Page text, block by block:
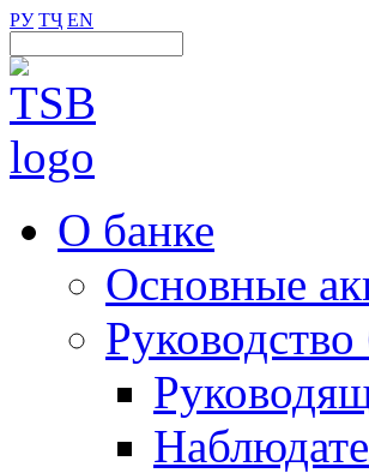
РУ ТҶ EN
О банке
Основные
Руководство